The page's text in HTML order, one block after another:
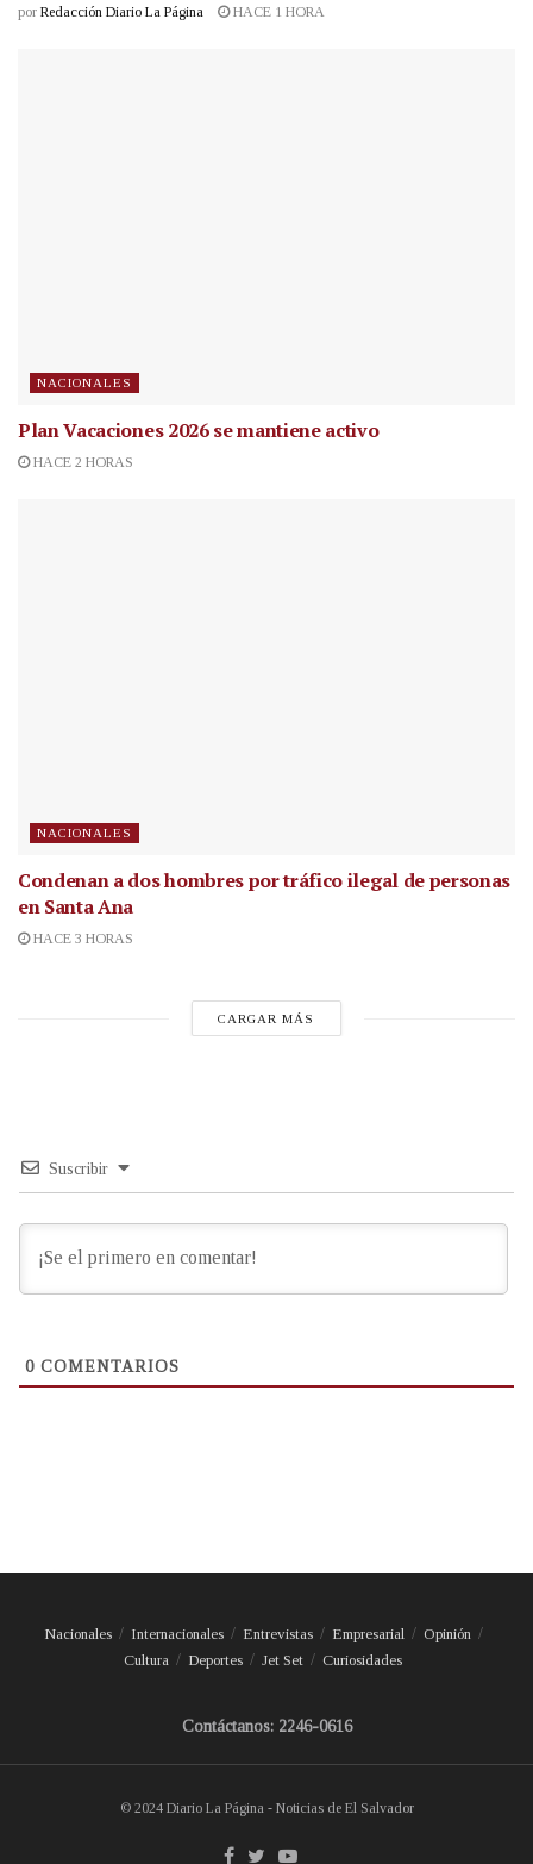
por Redacción Diario La Página HACE 1 HORA
NACIONALES
Plan Vacaciones 2026 se mantiene activo
HACE 2 HORAS
NACIONALES
Condenan a dos hombres por tráfico ilegal de personas
en Santa Ana
HACE 3 HORAS
CARGAR MÁS
Suscribir
0 COMENTARIOS
Nacionales Internacionales Entrevistas Empresarial
Opinión
Cultura
Deportes Jet Set Curiosidades
Contáctanos: 2246-0616
© 2024 Diario La Página - Noticias de El Salvador